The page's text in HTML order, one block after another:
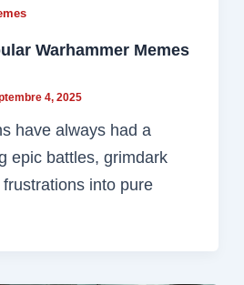
Warhammer Memes
4, 2025
have always had a
epic battles, grimdark
into pure